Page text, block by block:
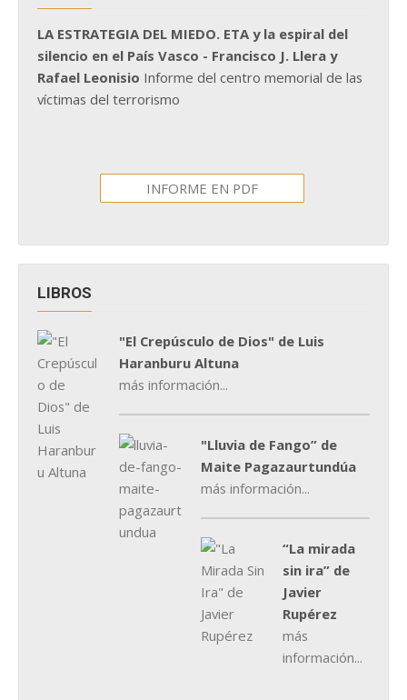
LA ESTRATEGIA DEL MIEDO. ETA y la espiral del
silencio en el País Vasco - Francisco J. Llera y
Rafael Leonisio Informe del centro memorial de las
víctimas del terrorismo
INFORME EN PDF
LIBROS
"El Crepúsculo de Dios" de Luis
Haranburu Altuna
más información...
"Lluvia de Fango” de
Maite Pagazaurtundúa
más información...
“La mirada
sin ira” de
Javier
Rupérez
más
información...